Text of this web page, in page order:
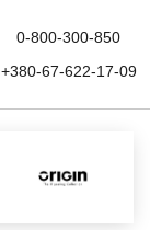
0-800-300-850
+380-67-622-17-09